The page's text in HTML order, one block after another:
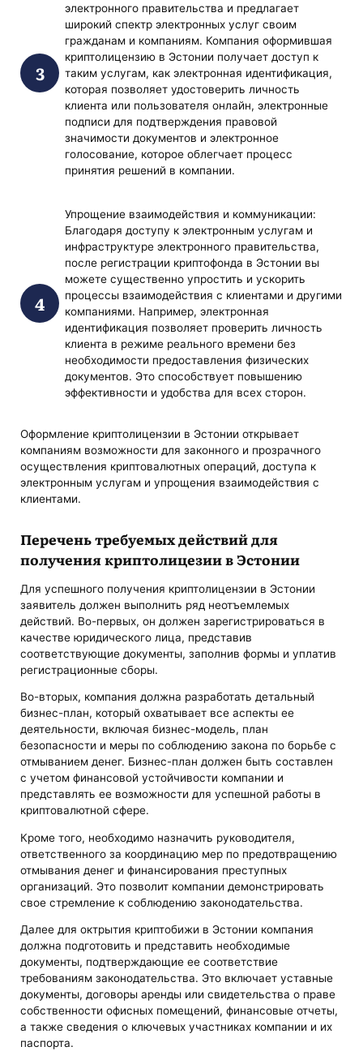
электронного правительства и предлагает
широкий спектр электронных услуг своим
гражданам и компаниям. Компания оформившая
криптолицензию в Эстонии получает доступ к
таким услугам, как электронная идентификация,
которая позволяет удостоверить личность
клиента или пользователя онлайн, электронные
подписи для подтверждения правовой
значимости документов и электронное
голосование, которое облегчает процесс
принятия решений в компании.
Упрощение взаимодействия и коммуникации:
Благодаря доступу к электронным услугам и
инфраструктуре электронного правительства,
после регистрации криптофонда в Эстонии вы
можете существенно упростить и ускорить
процессы взаимодействия с клиентами и другими
компаниями. Например, электронная
идентификация позволяет проверить личность
клиента в режиме реального времени без
необходимости предоставления физических
документов. Это способствует повышению
эффективности и удобства для всех сторон.
Оформление криптолицензии в Эстонии открывает
компаниям возможности для законного и прозрачного
осуществления криптовалютных операций, доступа к
электронным услугам и упрощения взаимодействия с
клиентами.
Перечень требуемых действий для
получения криптолицезии в Эстонии
Для успешного получения криптолицензии в Эстонии
заявитель должен выполнить ряд неотъемлемых
действий. Во-первых, он должен зарегистрироваться в
качестве юридического лица, представив
соответствующие документы, заполнив формы и уплатив
регистрационные сборы.
Во-вторых, компания должна разработать детальный
бизнес-план, который охватывает все аспекты ее
деятельности, включая бизнес-модель, план
безопасности и меры по соблюдению закона по борьбе с
отмыванием денег. Бизнес-план должен быть составлен
с учетом финансовой устойчивости компании и
представлять ее возможности для успешной работы в
криптовалютной сфере.
Кроме того, необходимо назначить руководителя,
ответственного за координацию мер по предотвращению
отмывания денег и финансирования преступных
организаций. Это позволит компании демонстрировать
свое стремление к соблюдению законодательства.
Далее для октрытия криптобижи в Эстонии компания
должна подготовить и представить необходимые
документы, подтверждающие ее соответствие
требованиям законодательства. Это включает уставные
документы, договоры аренды или свидетельства о праве
собственности офисных помещений, финансовые отчеты,
а также сведения о ключевых участниках компании и их
паспорта.